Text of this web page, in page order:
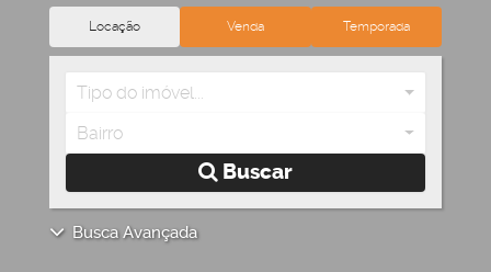
Locação Venda Temporada
Tipo do imóvel...
Bairro
Buscar
Busca Avançada